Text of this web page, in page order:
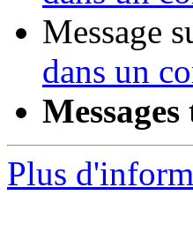
Message
dans un
Plus